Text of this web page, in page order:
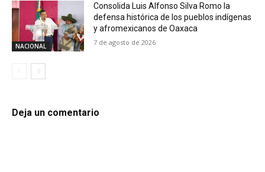
NACIONAL
Consolida Luis Alfonso Silva Romo la
defensa histórica de los pueblos indígenas
y afromexicanos de Oaxaca
7 de agosto de 2026
Deja un comentario